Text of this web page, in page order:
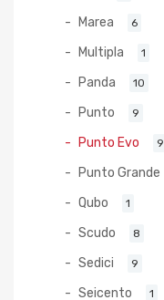
Marea 6
Multipla 1
Panda 10
Punto 9
Punto Evo 9
Punto Grande
Qubo 1
Scudo 8
Sedici 9
Seicento 1